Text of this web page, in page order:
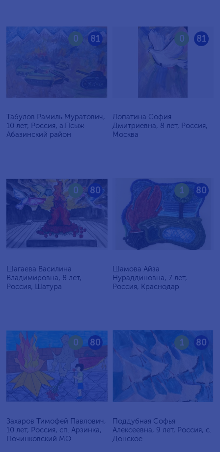
81
0
Табулов Рамиль Муратович,
10 лет, Россия, а.Псыж
Абазинский район
81
0
Лопатина София
Дмитриевна, 8 лет, Россия,
Москва
80
0
Шагаева Василина
Владимировна, 8 лет,
Россия, Шатура
80
1
Шамова Айза
Нураддиновна, 7 лет,
Россия, Краснодар
80
0
Захаров Тимофей Павлович,
10 лет, Россия, сп. Арзинка,
Починковский МО
80
1
Поддубная Софья
Алексеевна, 9 лет, Россия, c.
Донское